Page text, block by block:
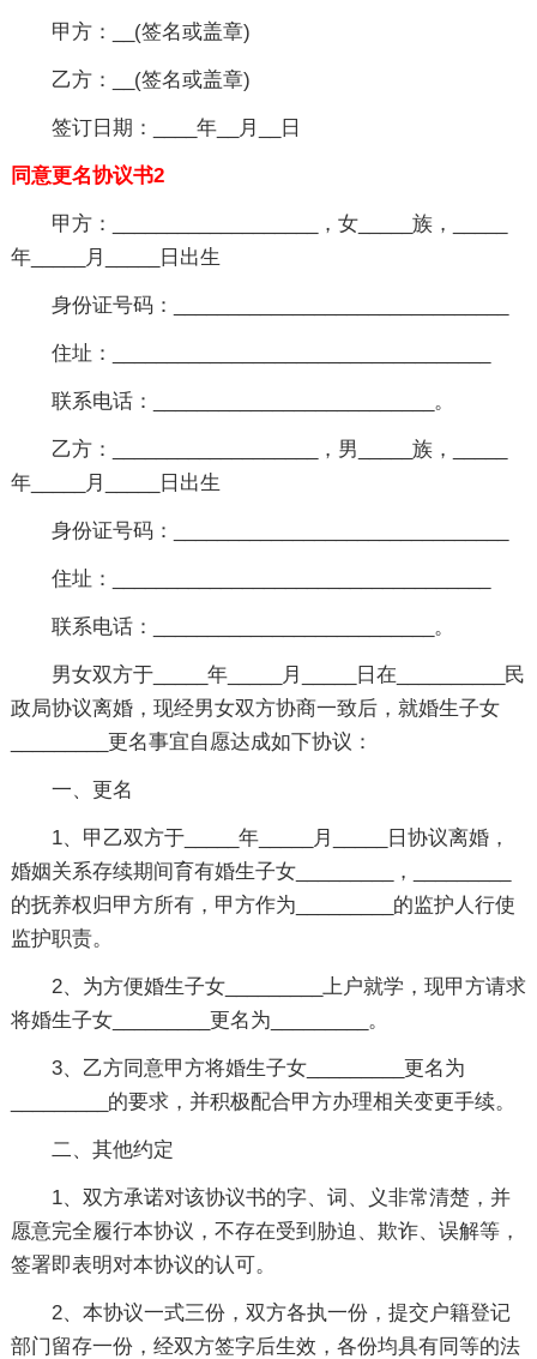
甲方：__(签名或盖章)
乙方：__(签名或盖章)
签订日期：____年__月__日
同意更名协议书2
甲方：___________________，女_____族，_____
年_____月_____日出生
身份证号码：_______________________________
住址：___________________________________
联系电话：__________________________。
乙方：___________________，男_____族，_____
年_____月_____日出生
身份证号码：_______________________________
住址：___________________________________
联系电话：__________________________。
男女双方于_____年_____月_____日在__________民
政局协议离婚，现经男女双方协商一致后，就婚生子女
_________更名事宜自愿达成如下协议：
一、更名
1、甲乙双方于_____年_____月_____日协议离婚，
婚姻关系存续期间育有婚生子女_________，_________
的抚养权归甲方所有，甲方作为_________的监护人行使
监护职责。
2、为方便婚生子女_________上户就学，现甲方请求
将婚生子女_________更名为_________。
3、乙方同意甲方将婚生子女_________更名为
_________的要求，并积极配合甲方办理相关变更手续。
二、其他约定
1、双方承诺对该协议书的字、词、义非常清楚，并
愿意完全履行本协议，不存在受到胁迫、欺诈、误解等，
签署即表明对本协议的认可。
2、本协议一式三份，双方各执一份，提交户籍登记
部门留存一份，经双方签字后生效，各份均具有同等的法